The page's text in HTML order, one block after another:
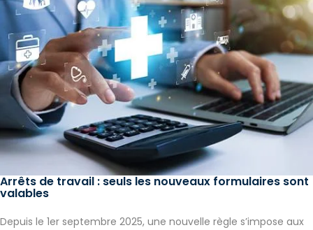
Arrêts de travail : seuls les nouveaux formulaires sont
valables
Depuis le 1er septembre 2025, une nouvelle règle s’impose aux